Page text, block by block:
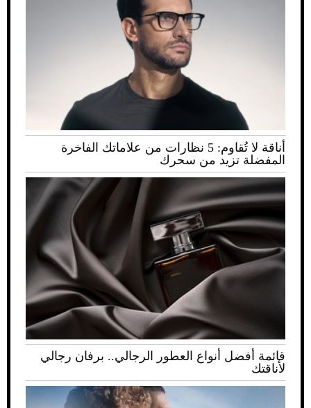
أناقة لا تُقاوم: 5 نظارات من علاماتك الفاخرة
المفضلة تزيد من سحرك
قائمة أفضل أنواع العطور الرجالي.. برفان رجالي
لأناقتك